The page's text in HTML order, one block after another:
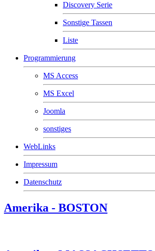
Discovery Serie
Sonstige Tassen
Liste
Programmierung
MS Access
MS Excel
Joomla
sonstiges
WebLinks
Impressum
Datenschutz
Amerika - BOSTON